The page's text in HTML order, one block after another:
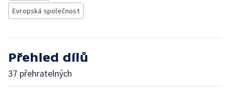
Evropská společnost
Přehled dílů
37 přehratelných